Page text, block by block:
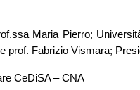
Maria Pierro;
prof. Fabrizio Vismara;
CeDiSA – CNA